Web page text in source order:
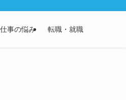
仕事の悩み 転職・就職